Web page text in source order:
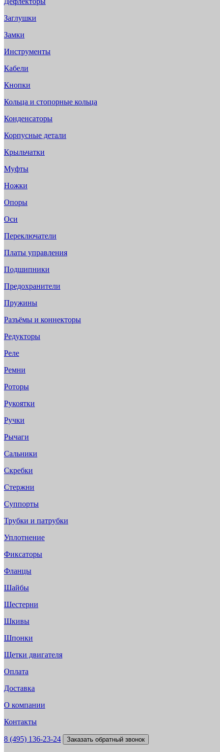
Заглушки
Замки
Инструменты
Кабели
Кнопки
Кольца и стопорные кольца
Конденсаторы
Корпусные детали
Крыльчатки
Муфты
Ножки
Опоры
Оси
Переключатели
Платы управления
Подшипники
Предохранители
Пружины
Разъёмы и коннекторы
Редукторы
Реле
Ремни
Роторы
Рукоятки
Ручки
Рычаги
Сальники
Скребки
Стержни
Суппорты
Трубки и патрубки
Уплотнение
Фиксаторы
Фланцы
Шайбы
Шестерни
Шкивы
Шпонки
Щетки двигателя
Оплата
Доставка
О компании
Контакты
8 (495) 136-23-24 Заказать обратный звонок